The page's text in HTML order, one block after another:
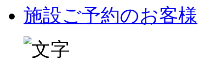
施設ご予約のお客様